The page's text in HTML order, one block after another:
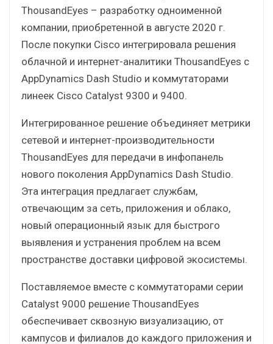
ThousandEyes – разработку одноименной
компании, приобретенной в августе 2020 г.
После покупки Cisco интегрировала решения
облачной и интернет-аналитики ThousandEyes с
AppDynamics Dash Studio и коммутаторами
линеек Cisco Catalyst 9300 и 9400.
Интегрированное решение объединяет метрики
сетевой и интернет-производительности
ThousandEyes для передачи в инфопанель
нового поколения AppDynamics Dash Studio.
Эта интеграция предлагает службам,
отвечающим за сеть, приложения и облако,
новый операционный язык для быстрого
выявления и устранения проблем на всем
пространстве доставки цифровой экосистемы.
Поставляемое вместе с коммутаторами серии
Catalyst 9000 решение ThousandEyes
обеспечивает сквозную визуализацию, от
кампусов и филиалов до каждого приложения и